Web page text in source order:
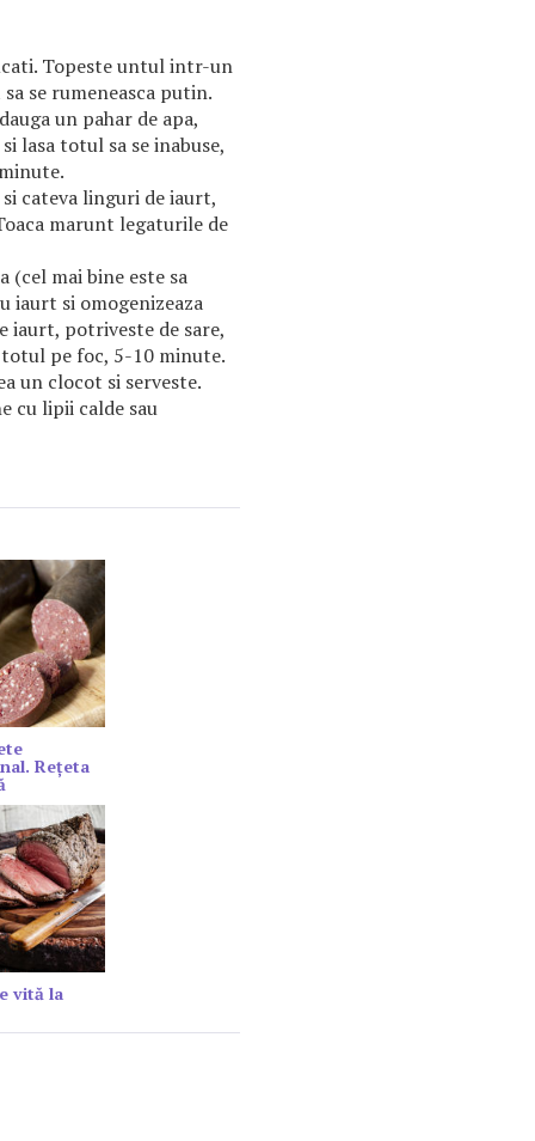
Topeste untul intr-un
se rumeneasca putin.
un pahar de apa,
lasa totul sa se inabuse,
cateva linguri de iaurt,
marunt legaturile de
mai bine este sa
iaurt si omogenizeaza
iaurt, potriveste de sare,
totul pe foc, 5-10 minute.
un clocot si serveste.
cu lipii calde sau
Rețeta
vită la